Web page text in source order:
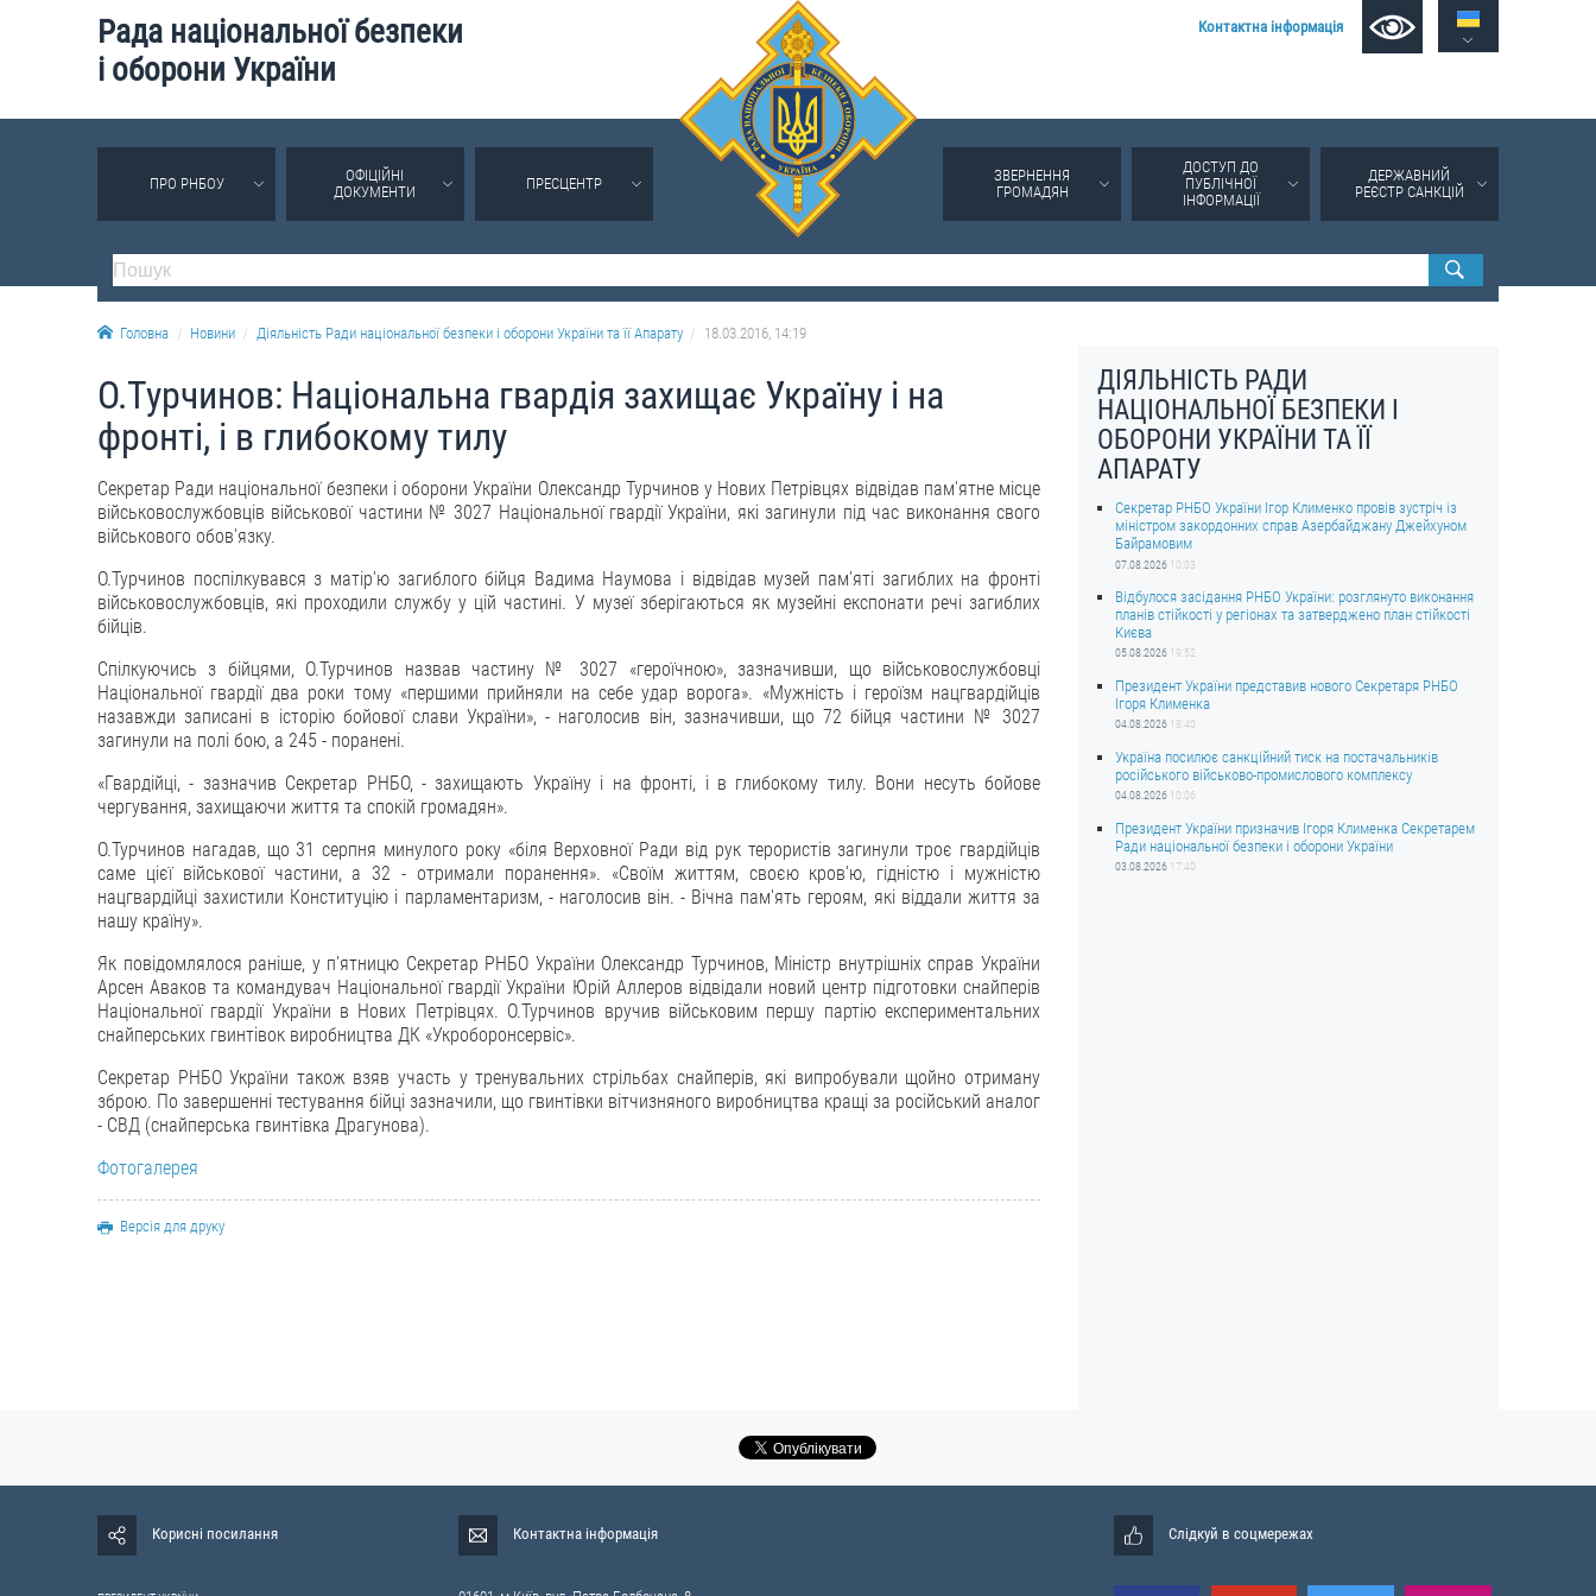
Рада національної безпеки
і оборони України
Контактна інформація
ПРО РНБОУ
ОФІЦІЙНІ
ДОКУМЕНТИ
ПРЕСЦЕНТР
ЗВЕРНЕННЯ
ГРОМАДЯН
ДОСТУП ДО
ПУБЛІЧНОЇ
ІНФОРМАЦІЇ
ДЕРЖАВНИЙ
РЕЄСТР САНКЦІЙ
Головна Новини Діяльність Ради національної безпеки і оборони України та її Апарату 18.03.2016, 14:19
О.Турчинов: Національна гвардія захищає Україну і на
фронті, і в глибокому тилу
Секретар Ради національної безпеки і оборони України Олександр Турчинов у Нових Петрівцях відвідав пам'ятне місце
військовослужбовців військової частини № 3027 Національної гвардії України, які загинули під час виконання свого
військового обов'язку.
О.Турчинов поспілкувався з матір'ю загиблого бійця Вадима Наумова і відвідав музей пам'яті загиблих на фронті
військовослужбовців, які проходили службу у цій частині. У музеї зберігаються як музейні експонати речі загиблих
бійців.
Спілкуючись з бійцями, О.Турчинов назвав частину № 3027 «героїчною», зазначивши, що військовослужбовці
Національної гвардії два роки тому «першими прийняли на себе удар ворога». «Мужність і героїзм нацгвардійців
назавжди записані в історію бойової слави України», - наголосив він, зазначивши, що 72 бійця частини № 3027
загинули на полі бою, а 245 - поранені.
«Гвардійці, - зазначив Секретар РНБО, - захищають Україну і на фронті, і в глибокому тилу. Вони несуть бойове
чергування, захищаючи життя та спокій громадян».
О.Турчинов нагадав, що 31 серпня минулого року «біля Верховної Ради від рук терористів загинули троє гвардійців
саме цієї військової частини, а 32 - отримали поранення». «Своїм життям, своєю кров'ю, гідністю і мужністю
нацгвардійці захистили Конституцію і парламентаризм, - наголосив він. - Вічна пам'ять героям, які віддали життя за
нашу країну».
Як повідомлялося раніше, у п'ятницю Секретар РНБО України Олександр Турчинов, Міністр внутрішніх справ України
Арсен Аваков та командувач Національної гвардії України Юрій Аллеров відвідали новий центр підготовки снайперів
Національної гвардії України в Нових Петрівцях. О.Турчинов вручив військовим першу партію експериментальних
снайперських гвинтівок виробництва ДК «Укроборонсервіс».
Секретар РНБО України також взяв участь у тренувальних стрільбах снайперів, які випробували щойно отриману
зброю. По завершенні тестування бійці зазначили, що гвинтівки вітчизняного виробництва кращі за російський аналог
- СВД (снайперська гвинтівка Драгунова).
Фотогалерея
Версія для друку
ДІЯЛЬНІСТЬ РАДИ
НАЦІОНАЛЬНОЇ БЕЗПЕКИ І
ОБОРОНИ УКРАЇНИ ТА ЇЇ
АПАРАТУ
Секретар РНБО України Ігор Клименко провів зустріч із
міністром закордонних справ Азербайджану Джейхуном
Байрамовим
07.08.2026 10:03
Відбулося засідання РНБО України: розглянуто виконання
планів стійкості у регіонах та затверджено план стійкості
Києва
05.08.2026 19:52
Президент України представив нового Секретаря РНБО
Ігоря Клименка
04.08.2026 18:40
Україна посилює санкційний тиск на постачальників
російського військово-промислового комплексу
04.08.2026 10:06
Президент України призначив Ігоря Клименка Секретарем
Ради національної безпеки і оборони України
03.08.2026 17:40
Корисні посилання Контактна інформація Слідкуй в соцмережах